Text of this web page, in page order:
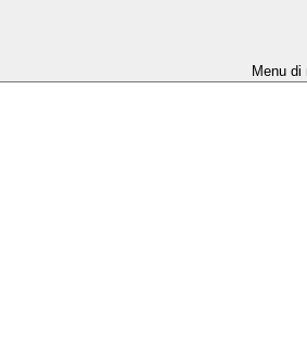
Menu di